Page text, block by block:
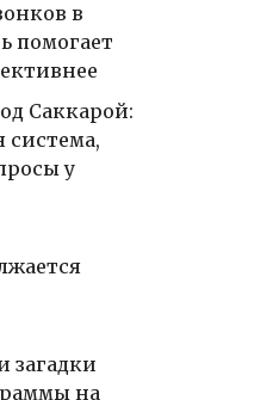
в
помогает
Саккарой:
система,
у
загадки
на